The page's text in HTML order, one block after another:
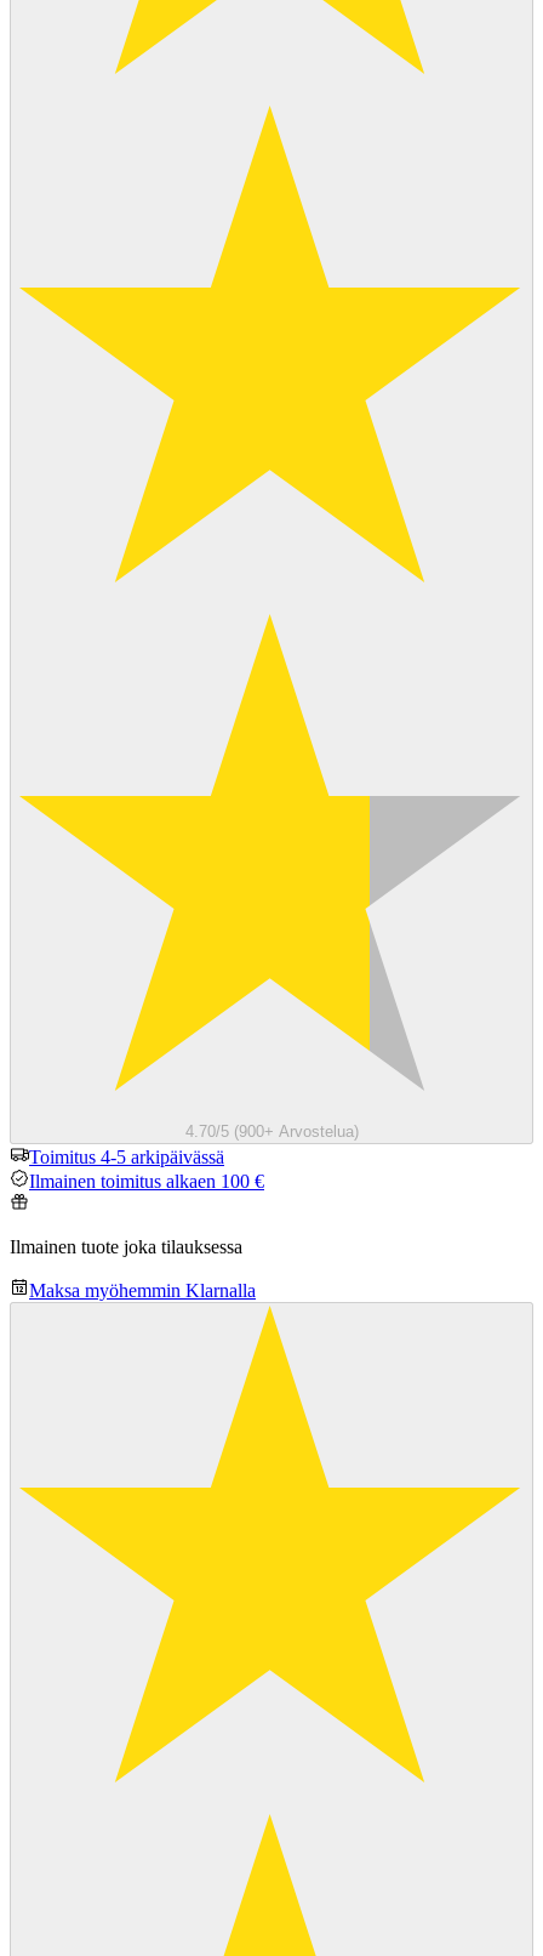
4.70/5 (900+ Arvostelua)
Toimitus 4-5 arkipäivässä
Ilmainen toimitus alkaen 100 €
Ilmainen tuote joka tilauksessa
Maksa myöhemmin Klarnalla